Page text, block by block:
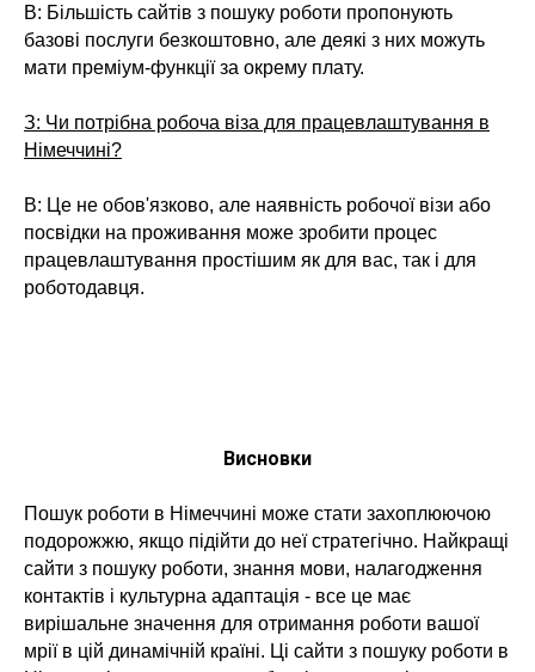
В: Більшість сайтів з пошуку роботи пропонують
базові послуги безкоштовно, але деякі з них можуть
мати преміум-функції за окрему плату.
З: Чи потрібна робоча віза для працевлаштування в
Німеччині?
В: Це не обов'язково, але наявність робочої візи або
посвідки на проживання може зробити процес
працевлаштування простішим як для вас, так і для
роботодавця.
Висновки
Пошук роботи в Німеччині може стати захоплюючою
подорожжю, якщо підійти до неї стратегічно. Найкращі
сайти з пошуку роботи, знання мови, налагодження
контактів і культурна адаптація - все це має
вирішальне значення для отримання роботи вашої
мрії в цій динамічній країні. Ці сайти з пошуку роботи в